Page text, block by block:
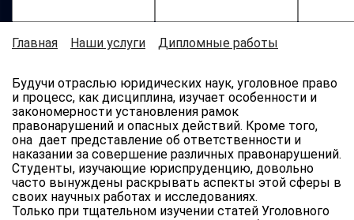
Главная Наши услуги Дипломные работы
Будучи отраслью юридических наук, уголовное право
и процесс, как дисциплина, изучает особенности и
закономерности установления рамок
правонарушений и опасных действий. Кроме того,
она дает представление об ответственности и
наказании за совершение различных правонарушений.
Студенты, изучающие юриспруденцию, довольно
часто вынуждены раскрывать аспекты этой сферы в
своих научных работах и исследованиях.
Только при тщательном изучении статей Уголовного